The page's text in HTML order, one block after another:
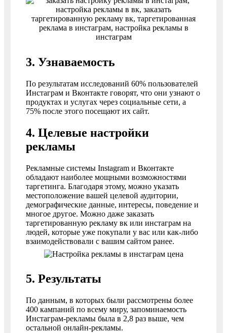
3. Узнаваемость
По результатам исследований 60% пользователей
Инстаграм и Вконтакте говорят, что они узнают о
продуктах и услугах через социальные сети, а
75% после этого посещают их сайт.
4. Целевые настройки
рекламы
Рекламные системы Instagram и Вконтакте
обладают наиболее мощными возможностями
таргетинга. Благодаря этому, можно указать
местоположение вашей целевой аудитории,
демографические данные, интересы, поведение и
многое другое. Можно даже заказать
таргетированную рекламу вк или инстаграм на
людей, которые уже покупали у вас или как-либо
взаимодействовали с вашим сайтом ранее.
5. Результаты
По данным, в которых были рассмотрены более
400 кампаний по всему миру, запоминаемость
Инстаграм-рекламы была в 2,8 раз выше, чем
остальной онлайн-рекламы.